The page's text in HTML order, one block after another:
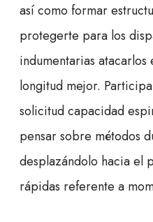
así­ como formar
protegerte para los
indumentarias
longitud mejor.
solicitud capacidad
pensar sobre métodos
desplazándolo hacia el
rápidas referente a